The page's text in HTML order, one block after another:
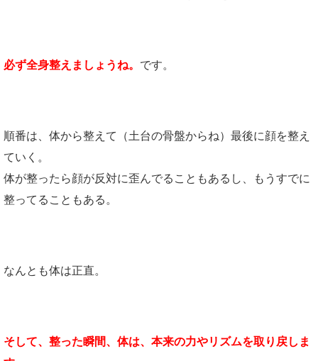
必ず全身整えましょうね。 です。
順番は、体から整えて（土台の骨盤からね）最後に顔を整え
ていく。
体が整ったら顔が反対に歪んでることもあるし、もうすでに
整ってることもある。
なんとも体は正直。
そして、整った瞬間、体は、本来の力やリズムを取り戻しま